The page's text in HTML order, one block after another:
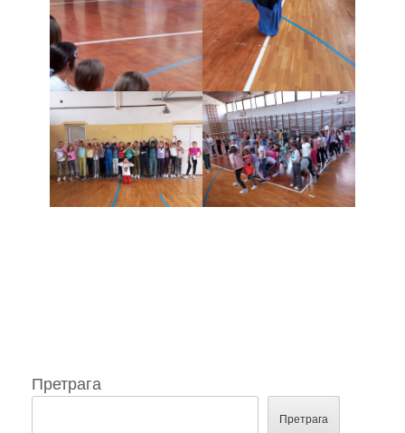
Претрага
Претрага